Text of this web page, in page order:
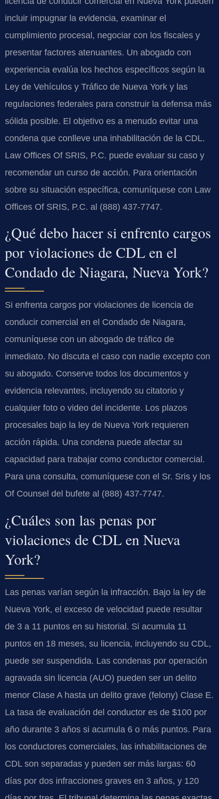
incluir impugnar la evidencia, examinar el
cumplimiento procesal, negociar con los fiscales y
presentar factores atenuantes. Un abogado con
experiencia evalúa los hechos específicos según la
Ley de Vehículos y Tráfico de Nueva York y las
regulaciones federales para construir la defensa más
sólida posible. El objetivo es a menudo evitar una
condena que conlleve una inhabilitación de la CDL.
Law Offices Of SRIS, P.C. puede evaluar su caso y
recomendar un curso de acción. Para orientación
sobre su situación específica, comuníquese con Law
Offices Of SRIS, P.C. al (888) 437-7747.
¿Qué debo hacer si enfrento cargos
por violaciones de CDL en el
Condado de Niagara, Nueva York?
Si enfrenta cargos por violaciones de licencia de
conducir comercial en el Condado de Niagara,
comuníquese con un abogado de tráfico de
inmediato. No discuta el caso con nadie excepto con
su abogado. Conserve todos los documentos y
evidencia relevantes, incluyendo su citatorio y
cualquier foto o video del incidente. Los plazos
procesales bajo la ley de Nueva York requieren
acción rápida. Una condena puede afectar su
capacidad para trabajar como conductor comercial.
Para una consulta, comuníquese con el Sr. Sris y los
Of Counsel del bufete al (888) 437-7747.
¿Cuáles son las penas por
violaciones de CDL en Nueva
York?
Las penas varían según la infracción. Bajo la ley de
Nueva York, el exceso de velocidad puede resultar
de 3 a 11 puntos en su historial. Si acumula 11
puntos en 18 meses, su licencia, incluyendo su CDL,
puede ser suspendida. Las condenas por operación
agravada sin licencia (AUO) pueden ser un delito
menor Clase A hasta un delito grave (felony) Clase E.
La tasa de evaluación del conductor es de $100 por
año durante 3 años si acumula 6 o más puntos. Para
los conductores comerciales, las inhabilitaciones de
CDL son separadas y pueden ser más largas: 60
días por dos infracciones graves en 3 años, y 120